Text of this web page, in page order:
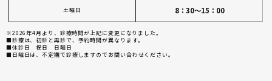
土曜日 8：30～15：00
※2026年4月より、診療時間が上記に変更になりました。
■診療は、初診と再診で、予約時間が異なります。
■休診日 祝日 日曜日
■日曜日は、不定期で診療しますのでお問い合わせください。